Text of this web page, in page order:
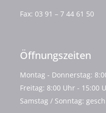
Fax: 03 91 – 7 44 61 50
Öffnungszeiten
Montag - Donnerstag:
Freitag: 8:00 Uhr - 15:00
Samstag / Sonntag: